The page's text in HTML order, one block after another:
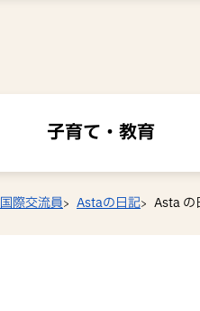
子育て・教育
国際交流員 Astaの日記 Asta の